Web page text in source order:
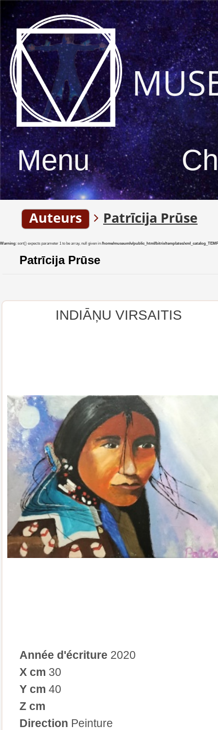
Menu
Auteurs Patrīcija Prūse
Warning: sort() expects parameter 1 to be array, null given in /home/museumlv/public_html/bitrix/templates/
Patrīcija Prūse
INDIĀŅU VIRSAITIS
Année d'écriture 2020
X cm 30
Y cm 40
Z cm
Direction Peinture